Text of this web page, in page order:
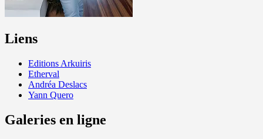
Liens
Editions Arkuiris
Etherval
Andréa Deslacs
Yann Quero
Galeries en ligne